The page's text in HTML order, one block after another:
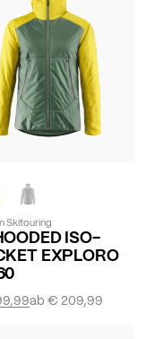
Skitouring
ISO-
EXPLORO
ab€ 209,99